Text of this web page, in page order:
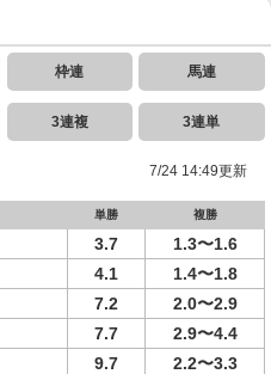
枠連 馬連
3連複 3連単
7/24 14:49更新
単勝 複勝
3.7
1.3〜1.6
4.1
1.4〜1.8
7.2
2.0〜2.9
7.7
2.9〜4.4
9.7
2.2〜3.3